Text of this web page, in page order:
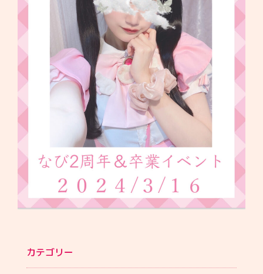
カテゴリー